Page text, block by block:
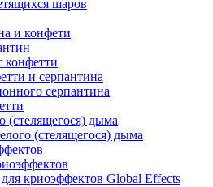
шаров
и конфети
конфетти
и серпантина
серпантина
(стелящегося) дыма
(стелящегося) дыма
криоэффектов Global Effects